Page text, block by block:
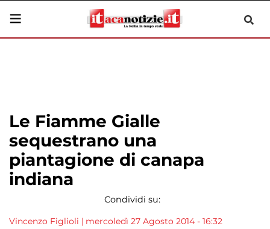
Le Fiamme Gialle
sequestrano una
piantagione di canapa
indiana
Condividi su:
Vincenzo Figlioli | mercoledì 27 Agosto 2014 - 16:32